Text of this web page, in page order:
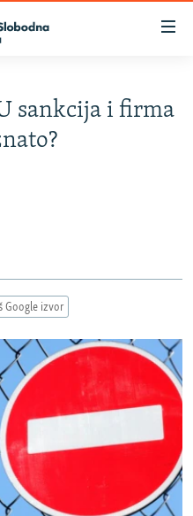
sankcija i firma
Google izvor